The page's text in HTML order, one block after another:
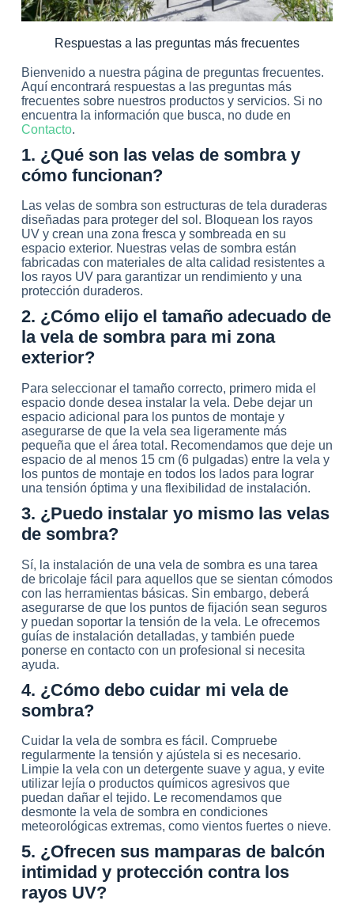
Respuestas a las preguntas más frecuentes
Bienvenido a nuestra página de preguntas frecuentes.
Aquí encontrará respuestas a las preguntas más
frecuentes sobre nuestros productos y servicios. Si no
encuentra la información que busca, no dude en
Contacto.
1. ¿Qué son las velas de sombra y
cómo funcionan?
Las velas de sombra son estructuras de tela duraderas
diseñadas para proteger del sol. Bloquean los rayos
UV y crean una zona fresca y sombreada en su
espacio exterior. Nuestras velas de sombra están
fabricadas con materiales de alta calidad resistentes a
los rayos UV para garantizar un rendimiento y una
protección duraderos.
2. ¿Cómo elijo el tamaño adecuado de
la vela de sombra para mi zona
exterior?
Para seleccionar el tamaño correcto, primero mida el
espacio donde desea instalar la vela. Debe dejar un
espacio adicional para los puntos de montaje y
asegurarse de que la vela sea ligeramente más
pequeña que el área total. Recomendamos que deje un
espacio de al menos 15 cm (6 pulgadas) entre la vela y
los puntos de montaje en todos los lados para lograr
una tensión óptima y una flexibilidad de instalación.
3. ¿Puedo instalar yo mismo las velas
de sombra?
Sí, la instalación de una vela de sombra es una tarea
de bricolaje fácil para aquellos que se sientan cómodos
con las herramientas básicas. Sin embargo, deberá
asegurarse de que los puntos de fijación sean seguros
y puedan soportar la tensión de la vela. Le ofrecemos
guías de instalación detalladas, y también puede
ponerse en contacto con un profesional si necesita
ayuda.
4. ¿Cómo debo cuidar mi vela de
sombra?
Cuidar la vela de sombra es fácil. Compruebe
regularmente la tensión y ajústela si es necesario.
Limpie la vela con un detergente suave y agua, y evite
utilizar lejía o productos químicos agresivos que
puedan dañar el tejido. Le recomendamos que
desmonte la vela de sombra en condiciones
meteorológicas extremas, como vientos fuertes o nieve.
5. ¿Ofrecen sus mamparas de balcón
intimidad y protección contra los
rayos UV?